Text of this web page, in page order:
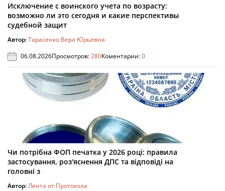
Исключение с воинского учета по возрасту:
возможно ли это сегодня и какие перспективы
судебной защит
Автор:Тарасенко Вера Юрьевна
06.08.2026Просмотров:280Коментарии:0
Чи потрібна ФОП печатка у 2026 році: правила
застосування, роз'яснення ДПС та відповіді на
головні з
Автор:Лента от Протокола